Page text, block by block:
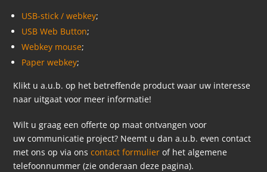
USB-stick / webkey;
USB Web Button;
Webkey mouse;
Paper webkey;
Klikt u a.u.b. op het betreffende product waar uw interesse
naar uitgaat voor meer informatie!
Wilt u graag een offerte op maat ontvangen voor
uw communicatie project? Neemt u dan a.u.b. even contact
met ons op via onscontact formulier of het algemene
telefoonnummer (zie onderaan deze pagina).